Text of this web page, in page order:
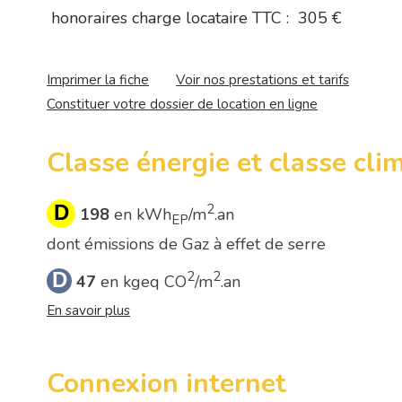
honoraires charge locataire TTC : 305 €
Imprimer la fiche
Voir nos prestations et tarifs
Constituer votre dossier de location en ligne
Classe énergie et classe
D 198 en kWhEP/m2.an
dont émissions de Gaz à effet de serre
D 47 en kgeq CO2/m2.an
En savoir plus
Connexion internet